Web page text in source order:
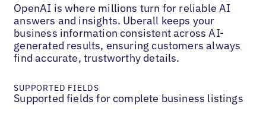
OpenAI is where millions turn for reliable AI
answers and insights. Uberall keeps your
business information consistent across AI-
generated results, ensuring customers always
find accurate, trustworthy details.
SUPPORTED FIELDS
Supported fields for complete business listings